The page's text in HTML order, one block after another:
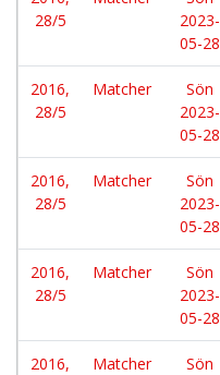
28/5
2023-
05-28
2016,
28/5
Matcher
Sön
2023-
05-28
2016,
28/5
Matcher
Sön
2023-
05-28
2016,
28/5
Matcher
Sön
2023-
05-28
2016,
Matcher
Sön